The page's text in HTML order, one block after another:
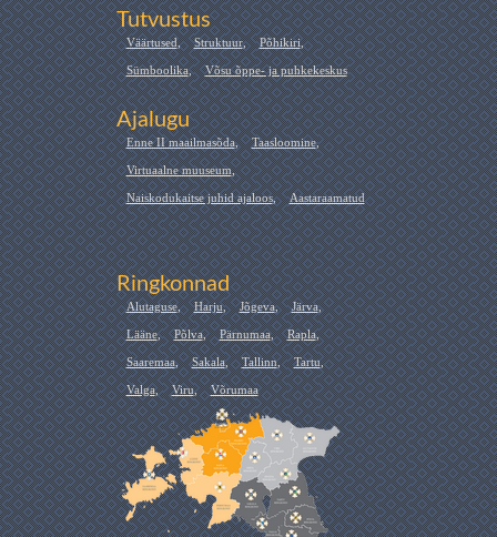
Tutvustus
Väärtused, Struktuur, Põhikiri,
Sümboolika, Võsu õppe- ja puhkekeskus
Ajalugu
Enne II maailmasõda, Taasloomine,
Virtuaalne muuseum,
Naiskodukaitse juhid ajaloos, Aastaraamatud
Ringkonnad
Alutaguse, Harju, Jõgeva, Järva,
Lääne, Põlva, Pärnumaa, Rapla,
Saaremaa, Sakala, Tallinn, Tartu,
Valga, Viru, Võrumaa